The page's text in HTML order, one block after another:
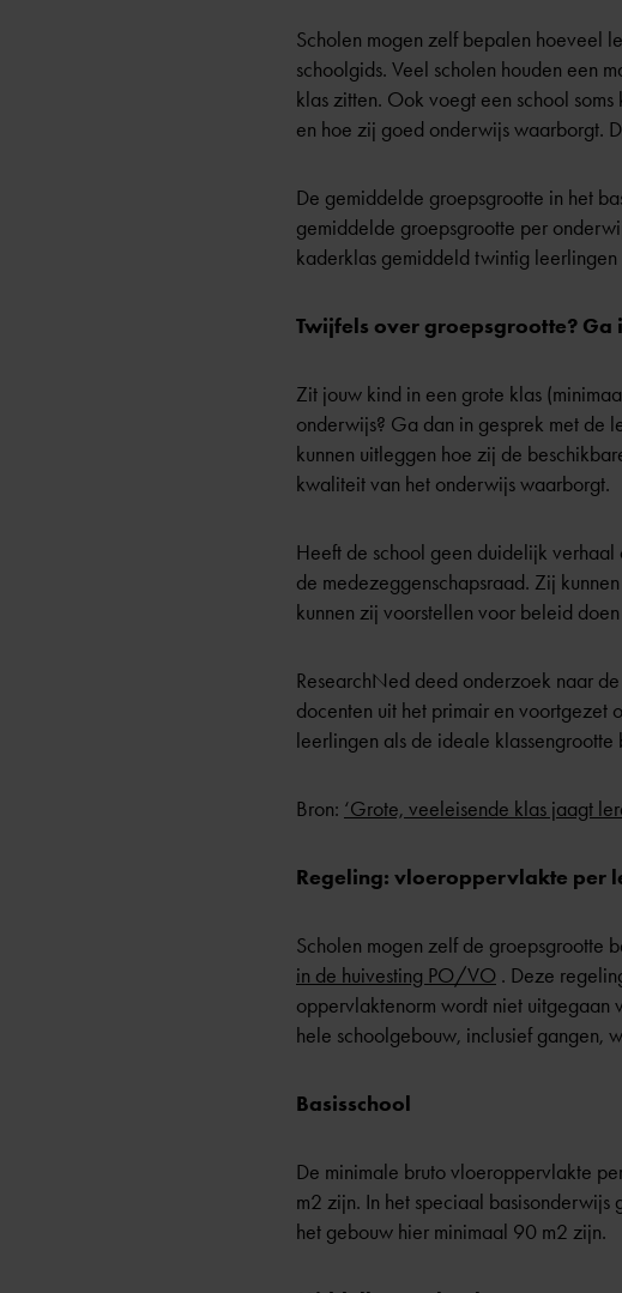
Scholen mogen zelf bepalen hoeveel
schoolgids. Veel scholen houden een
klas zitten. Ook voegt een school
en hoe zij goed onderwijs waarborgt.
De gemiddelde groepsgrootte in het
gemiddelde groepsgrootte per
kaderklas gemiddeld twintig leerlingen
Twijfels over groepsgrootte? Ga
Zit jouw kind in een grote klas
onderwijs? Ga dan in gesprek met de
kunnen uitleggen hoe zij de
kwaliteit van het onderwijs waarborgt.
Heeft de school geen duidelijk
de medezeggenschapsraad. Zij
kunnen zij voorstellen voor beleid
ResearchNed deed onderzoek naar
docenten uit het primair en voortgezet
leerlingen als de ideale
Bron: ‘Grote, veeleisende klas jaagt
Regeling: vloeroppervlakte per
Scholen mogen zelf de groepsgrootte
in de huivesting PO/VO . Deze
oppervlaktenorm wordt niet
hele schoolgebouw, inclusief gangen,
Basisschool
De minimale bruto vloeroppervlakte
m2 zijn. In het speciaal
het gebouw hier minimaal 90 m2 zijn.